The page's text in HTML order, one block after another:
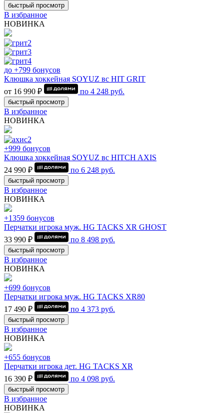
быстрый просмотр
В избранное
НОВИНКА
до +799 бонусов
Клюшка хоккейная SOYUZ вс HIT GRIT
от 16 990 ₽
по 4 248 руб.
быстрый просмотр
В избранное
НОВИНКА
+999 бонусов
Клюшка хоккейная SOYUZ вс HITCH AXIS
24 990 ₽
по 6 248 руб.
быстрый просмотр
В избранное
НОВИНКА
+1359 бонусов
Перчатки игрока муж. HG TACKS XR GHOST
33 990 ₽
по 8 498 руб.
быстрый просмотр
В избранное
НОВИНКА
+699 бонусов
Перчатки игрока муж. HG TACKS XR80
17 490 ₽
по 4 373 руб.
быстрый просмотр
В избранное
НОВИНКА
+655 бонусов
Перчатки игрока дет. HG TACKS XR
16 390 ₽
по 4 098 руб.
быстрый просмотр
В избранное
НОВИНКА